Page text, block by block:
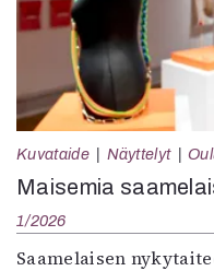
Kuvataide Näyttelyt
Maisemia
1/2026
Saamelaisen